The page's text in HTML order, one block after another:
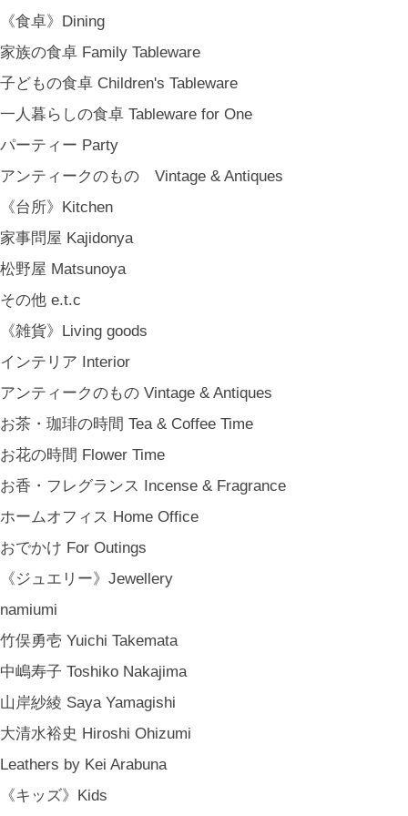
《食卓》Dining
家族の食卓 Family Tableware
子どもの食卓 Children's Tableware
一人暮らしの食卓 Tableware for One
パーティー Party
アンティークのもの Vintage & Antiques
《台所》Kitchen
家事問屋 Kajidonya
松野屋 Matsunoya
その他 e.t.c
《雑貨》Living goods
インテリア Interior
アンティークのもの Vintage & Antiques
お茶・珈琲の時間 Tea & Coffee Time
お花の時間 Flower Time
お香・フレグランス Incense & Fragrance
ホームオフィス Home Office
おでかけ For Outings
《ジュエリー》Jewellery
namiumi
竹俣勇壱 Yuichi Takemata
中嶋寿子 Toshiko Nakajima
山岸紗綾 Saya Yamagishi
大清水裕史 Hiroshi Ohizumi
Leathers by Kei Arabuna
《キッズ》Kids
金沢・北陸で生まれたさまざまな作品を中心に、物語を宿し、使う人の
日常という大切な時間にそっと寄り添う品々をキュレート。それぞれの
美しさに、和と洋、OLD & NEW のインスピレーションを重ね、暮らし
カーサ・ルア] 石川県金沢市尾張町2-14-20 八百萬本舗 内 casa rua / A
RU / icca / icca nicca Home Page Production & Photos by rua., co. ltd
[ MENU ]
HOME
SHOPPING GUIDE
FAQ
BLOG